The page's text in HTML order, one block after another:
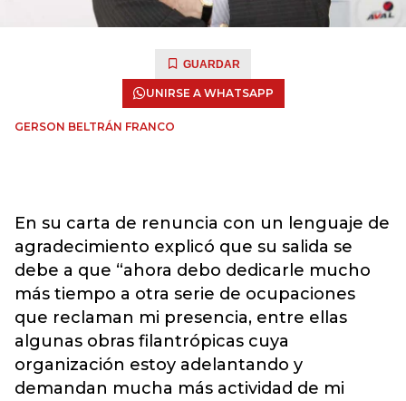
GUARDAR
UNIRSE A WHATSAPP
GERSON BELTRÁN FRANCO
En su carta de renuncia con un lenguaje de
agradecimiento explicó que su salida se
debe a que “ahora debo dedicarle mucho
más tiempo a otra serie de ocupaciones
que reclaman mi presencia, entre ellas
algunas obras filantrópicas cuya
organización estoy adelantando y
demandan mucha más actividad de mi